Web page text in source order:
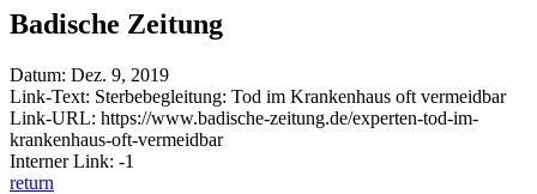
Badische Zeitung
Datum: Dez. 9, 2019
Link-Text: Sterbebegleitung: Tod im Krankenhaus oft vermeidbar
Link-URL: https://www.badische-zeitung.de/experten-tod-im-
krankenhaus-oft-vermeidbar
Interner Link: -1
return